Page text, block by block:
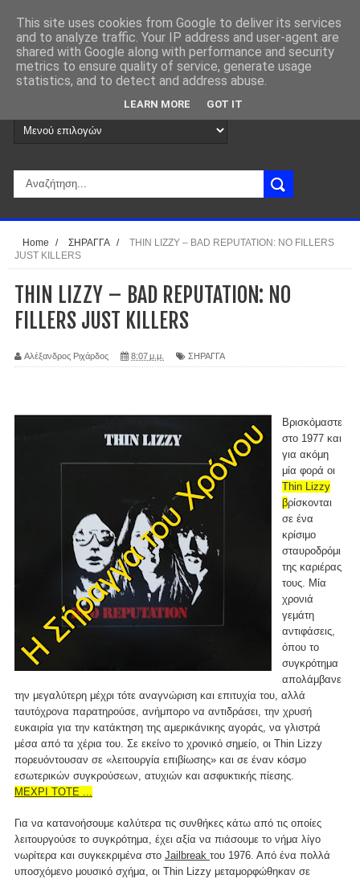
Home / ΣΗΡΑΓΓΑ /
THIN LIZZY – BAD REPUTATION: NO FILLERS
JUST KILLERS
THIN LIZZY – BAD REPUTATION: NO
FILLERS JUST KILLERS
Αλέξανδρος Ριχάρδος 8:07 μ.μ. ΣΗΡΑΓΓΑ
Βρισκόμαστε
στο 1977 και
για ακόμη
μία φορά οι
Thin Lizzy
βρίσκονται
σε ένα
κρίσιμο
σταυροδρόμι
της καριέρας
τους. Μία
χρονιά
γεμάτη
αντιφάσεις,
όπου το
συγκρότημα
απολάμβανε
την μεγαλύτερη μέχρι τότε αναγνώριση και επιτυχία του, αλλά
ταυτόχρονα παρατηρούσε, ανήμπορο να αντιδράσει, την χρυσή
ευκαιρία για την κατάκτηση της αμερικάνικης αγοράς, να γλιστρά
μέσα από τα χέρια του. Σε εκείνο το χρονικό σημείο, οι Thin Lizzy
πορευόντουσαν σε «λειτουργία επιβίωσης» και σε έναν κόσμο
εσωτερικών συγκρούσεων, ατυχιών και ασφυκτικής πίεσης.
ΜΕΧΡΙ ΤΟΤΕ ...
Για να κατανοήσουμε καλύτερα τις συνθήκες κάτω από τις οποίες
λειτουργούσε το συγκρότημα, έχει αξία να πιάσουμε το νήμα λίγο
νωρίτερα και συγκεκριμένα στο Jailbreak του 1976. Από ένα πολλά
υποσχόμενο μουσικό σχήμα, οι Thin Lizzy μεταμορφώθηκαν σε
This site uses cookies from Google to deliver its services
and to analyze traffic. Your IP address and user-agent are
shared with Google along with performance and security
metrics to ensure quality of service, generate usage
statistics, and to detect and address abuse.
LEARN MORE GOT IT